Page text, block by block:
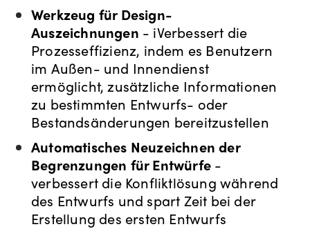
Werkzeug für Design-
Auszeichnungen - iVerbessert die
Prozesseffizienz, indem es Benutzern
im Außen- und Innendienst
ermöglicht, zusätzliche Informationen
zu bestimmten Entwurfs- oder
Bestandsänderungen bereitzustellen
Automatisches Neuzeichnen der
Begrenzungen für Entwürfe -
verbessert die Konfliktlösung während
des Entwurfs und spart Zeit bei der
Erstellung des ersten Entwurfs